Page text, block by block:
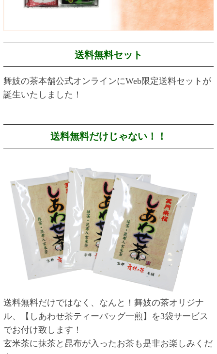
送料無料セット
舞妓の茶本舗公式オンラインにWeb限定送料セットが
誕生いたしました！
送料無料だけじゃない！！
送料無料だけではなく、なんと！舞妓の茶オリジナ
ル、【しあわせ茶ティーバッグ一煎】を3袋サービス
でお付け致します！
玄米茶に抹茶と昆布が入ったお茶も是非お楽しみくだ